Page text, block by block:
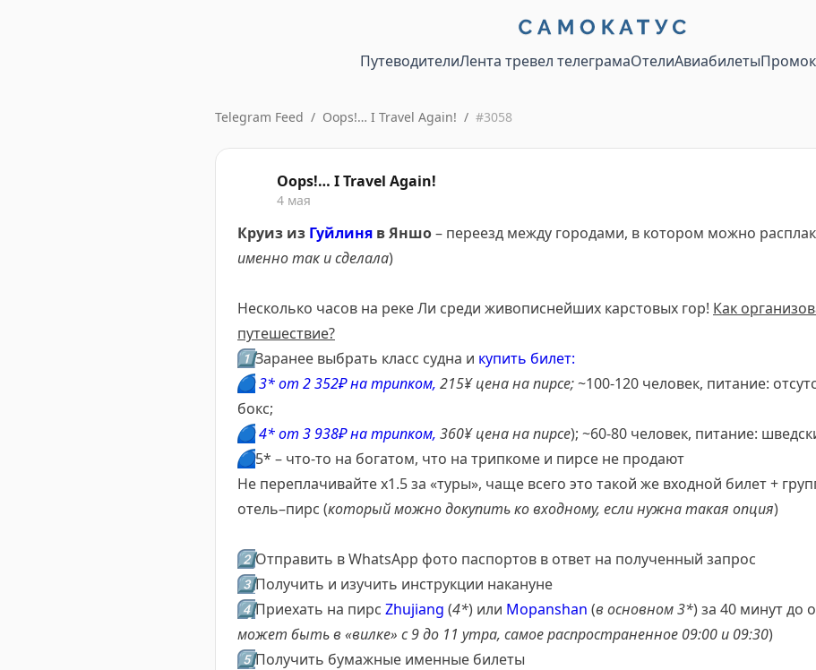
ПутеводителиЛента тревел телеграмаОтелиАвиабилеты
Telegram Feed / Oops!… I Travel Again! / #3058
Oops!… I Travel Again!
4 мая
Круиз из Гуйлиня в Яншо– переезд между городами, в котором можно
именно так и сделала)
Несколько часов на реке Ли среди живописнейших карстовых гор! Как
путешествие?
1️⃣Заранее выбрать класс судна и купить билет:
🔵3* от 2 352₽ на трипком, 215¥ цена на пирсе;~100-120 человек, питание:
бокс;
🔵4* от 3 938₽ на трипком, 360¥ цена на пирсе); ~60-80 человек, питание:
🔵5* – что-то на богатом, что на трипкоме и пирсе не продают
Не переплачивайте х1.5 за «туры», чаще всего это такой же входной билет +
отель–пирс (который можно докупить ко входному, если нужна такая опция)
2️⃣Отправить в WhatsApp фото паспортов в ответ на полученный запрос
3️⃣Получить и изучить инструкции накануне
4️⃣Приехать на пирс Zhujiang (4*) или Mopanshan (в основном 3*) за 40 минут до
может быть в «вилке» с 9 до 11 утра, самое распространенное 09:00 и 09:30)
5️⃣Получить бумажные именные билеты